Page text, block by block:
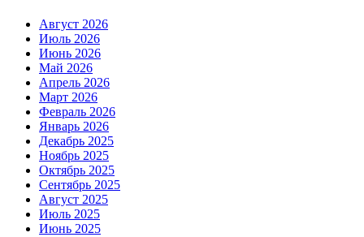
Август 2026
Июль 2026
Июнь 2026
Май 2026
Апрель 2026
Март 2026
Февраль 2026
Январь 2026
Декабрь 2025
Ноябрь 2025
Октябрь 2025
Сентябрь 2025
Август 2025
Июль 2025
Июнь 2025